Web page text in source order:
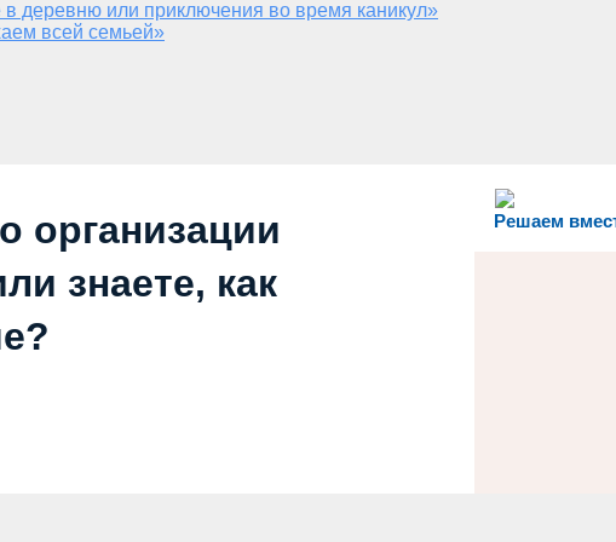
деревню или приключения во время каникул»
всей семьей»
Решаем
организации
знаете, как